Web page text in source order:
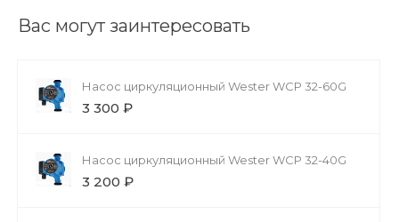
Вас могут заинтересовать
Насос циркуляционный Wester WCP 32-60G
3 300 ₽
Насос циркуляционный Wester WCP 32-40G
3 200 ₽